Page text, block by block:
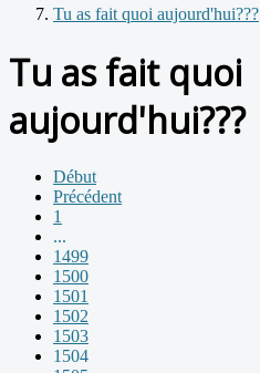
Tu as fait quoi aujourd'hui???
Tu as fait quoi
aujourd'hui???
Début
Précédent
1
...
1499
1500
1501
1502
1503
1504